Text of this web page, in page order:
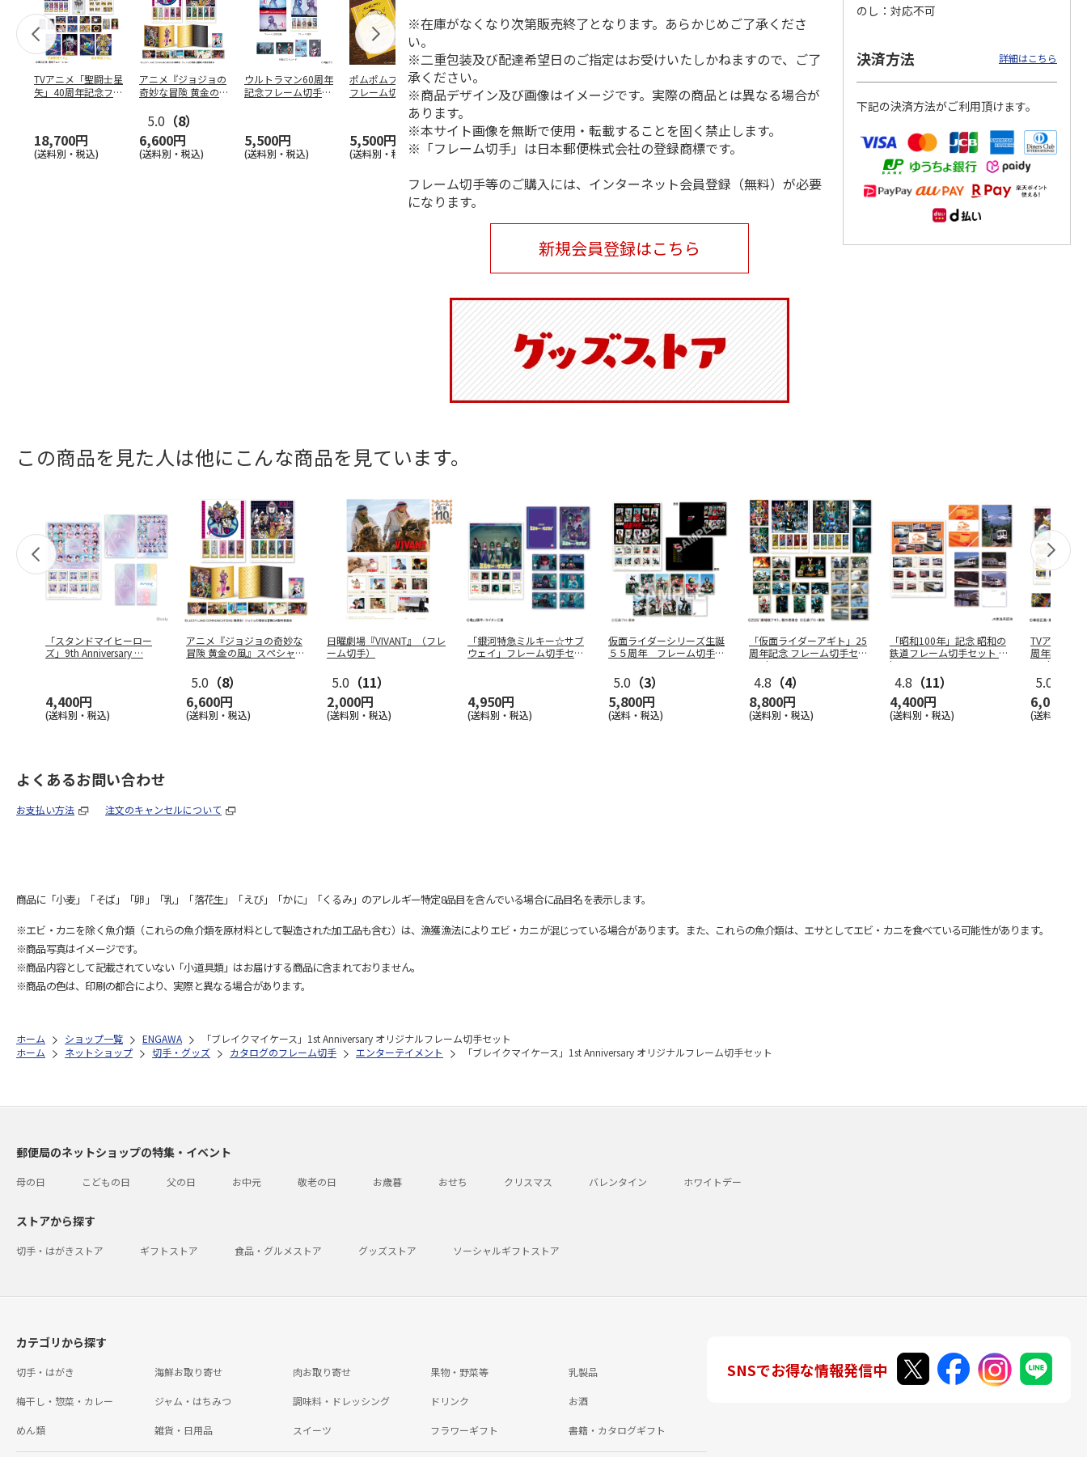
TVアニメ「聖闘士星
矢」40周年記念フレ
18,700円
(送料別・税込)
アニメ『ジョジョの
奇妙な冒険 黄金の
ーム…
5.0 （8）
6,600円
(送料別・税込)
ウルトラマン60周年
記念フレーム切手コ
5,500円
(送料別・税込)
ポムポムプリン30th
フレーム切手
5,500円
(送料別・税込)
ワンピース「エルバ
フ編」フレーム切手
&ポストカードセッ
ト
4.8（6）
5,500円
(送料別・税込)
矢」40周年記念フレ
ーム切手セット
5.0
（3）
6,050円
(送料別・税込)
昭和の鉄道フレーム
切手セット Vol …
4.8（11）
4,400円
(送料別・税込)
ポムポムプリン30th
おまとめセット
20,130円
仮面ライダーシリー
レーム切手セット
5,800円
(送料・税込)
TVアニメ「聖闘士星
ーム切手セット
4,950円
(送料別・税込)
※在庫がなくなり次第販売終了となります。あらかじめご了承くださ
い。
※二重包装及び配達希望日のご指定はお受けいたしかねますので、ご了
承ください。
※商品デザイン及び画像はイメージです。実際の商品とは異なる場合が
あります。
※本サイト画像を無断で使用・転載することを固く禁止します。
※「フレーム切手」は日本郵便株式会社の登録商標です。
フレーム切手等のご購入には、インターネット会員登録（無料）が必要
になります。
新規会員登録はこちら
のし
対応不可
決済方法 詳細はこちら
下記の決済方法がご利用頂けます。
この商品を見た人は他にこんな商品を見ています。
「スタンドマイヒーロー
ズ」9th Anniversary …
4,400円
(送料別・税込)
アニメ『ジョジョの奇妙な
冒険 黄金の風』スペシャル
5.0 （8）
6,600円
(送料別・税込)
日曜劇場『VIVANT』（フレ
ーム切手）
5.0 （11）
2,000円
(送料別・税込)
「銀河特急ミルキー☆サブ
ウェイ」フレーム切手セッ
4,950円
(送料別・税込)
仮面ライダーシリーズ生誕
５５周年 フレーム切手セ
5.0 （3）
5,800円
(送料・税込)
「仮面ライダーアギト」25
周年記念 フレーム切手セッ
ト（コ
4.8 （4）
8,800円
(送料別・税込)
「昭和100年」記念 昭和の
鉄道フレーム切手セット Vo
l
4.8 （11）
4,400円
(送料別・税込)
TVアニメ「
周年記念フ
ト（黄
5.0
6,050円
(送料別・税
よくあるお問い合わせ
お支払い方法 注文のキャンセルについて
商品に「小麦」「そば」「卵」「乳」「落花生」「えび」「かに」「くるみ」のアレルギー特定8品目を含んでいる場合に品目名を表示します。
※エビ・カニを除く魚介類（これらの魚介類を原材料として製造された加工品も含む）は、漁獲漁法によりエビ・カニが混じっている場合があります。また、これらの魚介類は、エサとしてエビ・カニを食べている可能性があります。
※商品写真はイメージです。
※商品内容として記載されていない「小道具類」はお届けする商品に含まれておりません。
※商品の色は、印刷の都合により、実際と異なる場合があります。
ホーム ショップ一覧 ENGAWA
「ブレイクマイケース」1st Anniversary オリジナルフレーム切手セット
ホーム
ネットショップ 切手・グッズ カタログのフレーム切手 エンターテイメント 「ブレイクマイケース」1st Anniversary オリジナルフレーム切手セット
郵便局のネットショップの特集・イベント
母の日 こどもの日 父の日 お中元 敬老の日 お歳暮 おせち クリスマス バレンタイン ホワイトデー
ストアから探す
切手・はがきストア ギフトストア 食品・グルメストア グッズストア ソーシャルギフトストア
カテゴリから探す
切手・はがき 海鮮お取り寄せ 肉お取り寄せ 果物・野菜等 乳製品
梅干し・惣菜・カレー ジャム・はちみつ 調味料・ドレッシング ドリンク お酒
めん類 雑貨・日用品 スイーツ フラワーギフト 書籍・カタログギフト
SNSでお得な情報発信中